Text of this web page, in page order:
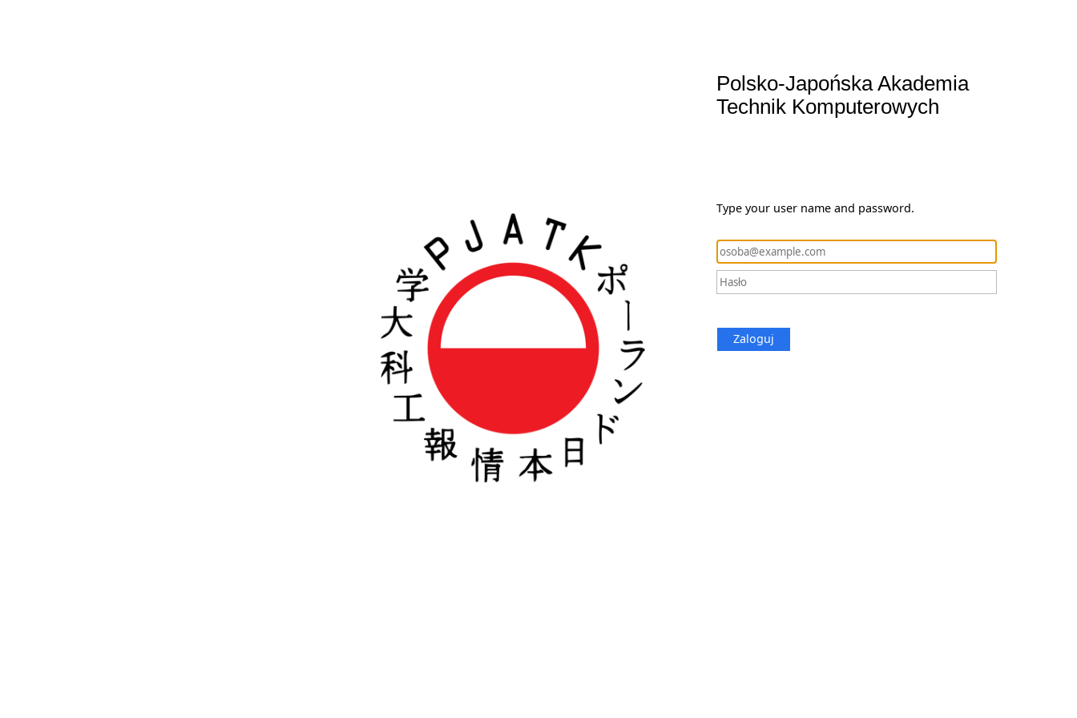
Polsko-Japońska Akademia
Technik Komputerowych
Type your user name and password.
Zaloguj